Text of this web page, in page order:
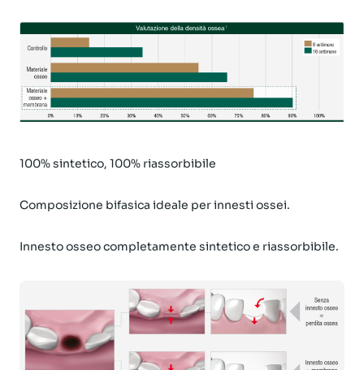
100% sintetico, 100% riassorbibile
Composizione bifasica ideale per innesti ossei.
Innesto osseo completamente sintetico e riassorbibile.